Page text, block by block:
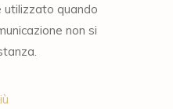
utilizzato quando
non si